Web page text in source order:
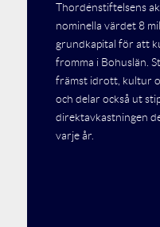
Thordénstiftelsens
nominella värdet 8
grundkapital för att
fromma i Bohuslän.
främst idrott, kultur
och delar också ut
direktavkastningen
varje år.